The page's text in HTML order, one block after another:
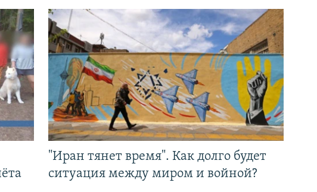
"Иран тянет время". Как долго будет
ситуация между миром и войной?